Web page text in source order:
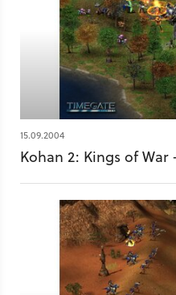
15.09.2004
Kohan 2: Kings of